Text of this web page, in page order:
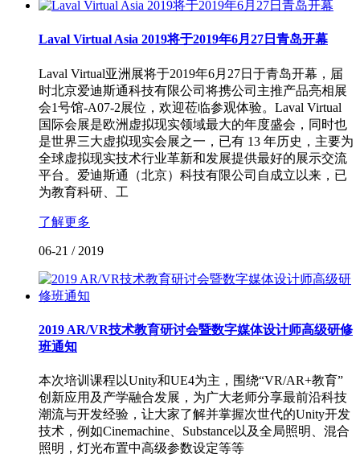
Laval Virtual Asia 2019将于2019年6月27日青岛开幕
Laval Virtual亚洲展将于2019年6月27日于青岛开幕，届
时北京爱迪斯通科技有限公司将携公司主推产品亮相展
会1号馆-A07-2展位，欢迎莅临参观体验。Laval Virtual
国际会展是欧洲虚拟现实领域最大的年度盛会，同时也
是世界三大虚拟现实会展之一，已有 13 年历史，主要为
全球虚拟现实技术行业革新和发展提供最好的展示交流
平台。爱迪斯通（北京）科技有限公司自成立以来，已
为教育科研、工
了解更多
06-21 / 2019
2019 AR/VR技术教育研讨会暨数字媒体设计师高级研修
班通知
本次培训课程以Unity和UE4为主，围绕“VR/AR+教育”
创新应用及产学融合发展，为广大老师分享最前沿科技
潮流与开发经验，让大家了解并掌握次世代的Unity开发
技术，例如Cinemachine、Substance以及全局照明、混合
照明，灯光布置中高级参数设定等等